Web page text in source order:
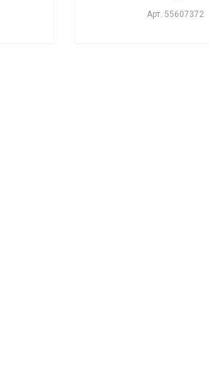
Арт. 55607372